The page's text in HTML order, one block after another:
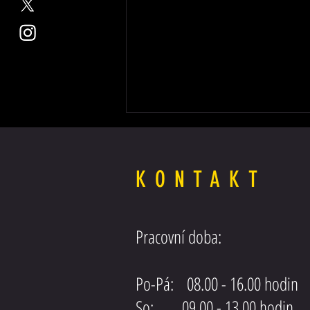
KONTAKT
Pracovní doba:
Po-Pá: 08.00 - 16.00 hodin